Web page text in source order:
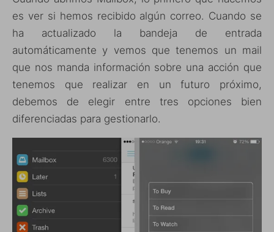
es ver si hemos recibido algún correo. Cuando se
ha actualizado la bandeja de entrada
automáticamente y vemos que tenemos un mail
que nos manda información sobre una acción que
tenemos que realizar en un futuro próximo,
debemos de elegir entre tres opciones bien
diferenciadas para gestionarlo.